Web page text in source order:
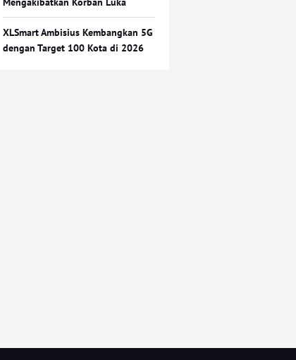
XLSmart Ambisius Kembangkan 5G
dengan Target 100 Kota di 2026